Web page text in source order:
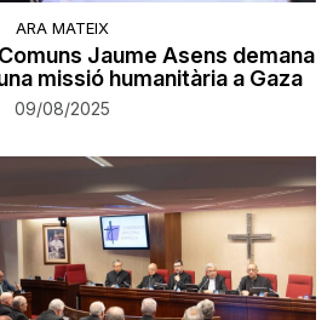
ARA MATEIX
Jaume Asens demana
missió humanitària a Gaza
09/08/2025